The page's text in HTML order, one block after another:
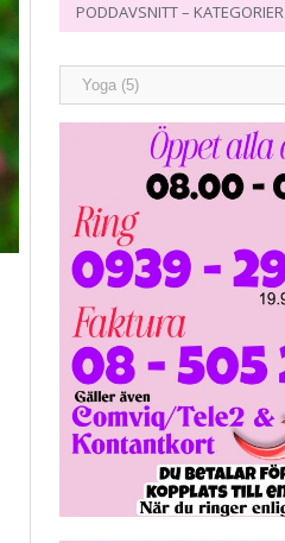
PODDAVSNITT – KATEGORIER